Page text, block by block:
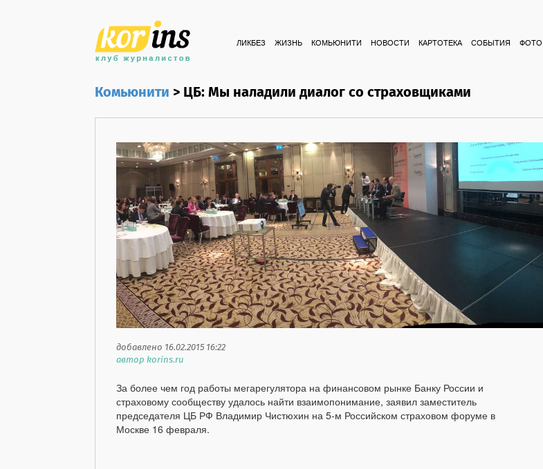
ЛИКБЕЗ ЖИЗНЬ КОМЬЮНИТИ НОВОСТИ КАРТОТЕКА СОБЫТИЯ ФОТО
Комьюнити>ЦБ: Мы наладили диалог со страховщиками
добавлено 16.02.2015 16:22
автор korins.ru
За более чем год работы мегарегулятора на финансовом рынке Банку России и
страховому сообществу удалось найти взаимопонимание, заявил заместитель
председателя ЦБ РФ Владимир Чистюхин на 5-м Российском страховом форуме в
Москве 16 февраля.